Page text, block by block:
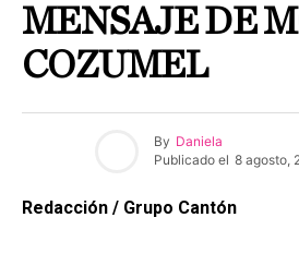
MENSAJE DE
COZUMEL
By Daniela
Publicado el 8 agosto,
Redacción / Grupo Cantón